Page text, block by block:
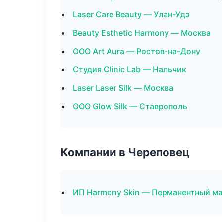
Laser Care Beauty — Улан-Удэ
Beauty Esthetic Harmony — Москва
ООО Art Aura — Ростов-на-Дону
Студия Clinic Lab — Нальчик
Laser Laser Silk — Москва
ООО Glow Silk — Ставрополь
Компании в Череповец
ИП Harmony Skin — Перманентный